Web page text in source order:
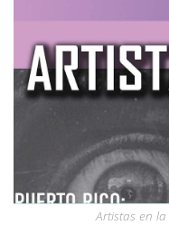
Artistas en la